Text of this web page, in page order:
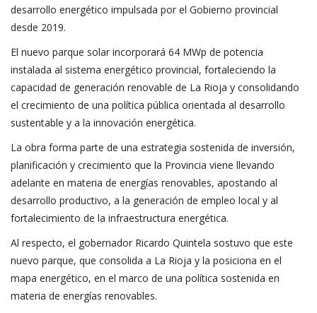
desarrollo energético impulsada por el Gobierno provincial
desde 2019.
El nuevo parque solar incorporará 64 MWp de potencia
instalada al sistema energético provincial, fortaleciendo la
capacidad de generación renovable de La Rioja y consolidando
el crecimiento de una política pública orientada al desarrollo
sustentable y a la innovación energética.
La obra forma parte de una estrategia sostenida de inversión,
planificación y crecimiento que la Provincia viene llevando
adelante en materia de energías renovables, apostando al
desarrollo productivo, a la generación de empleo local y al
fortalecimiento de la infraestructura energética.
Al respecto, el gobernador Ricardo Quintela sostuvo que este
nuevo parque, que consolida a La Rioja y la posiciona en el
mapa energético, en el marco de una política sostenida en
materia de energías renovables.